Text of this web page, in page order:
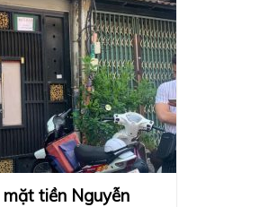
mặt tiền Nguyễn